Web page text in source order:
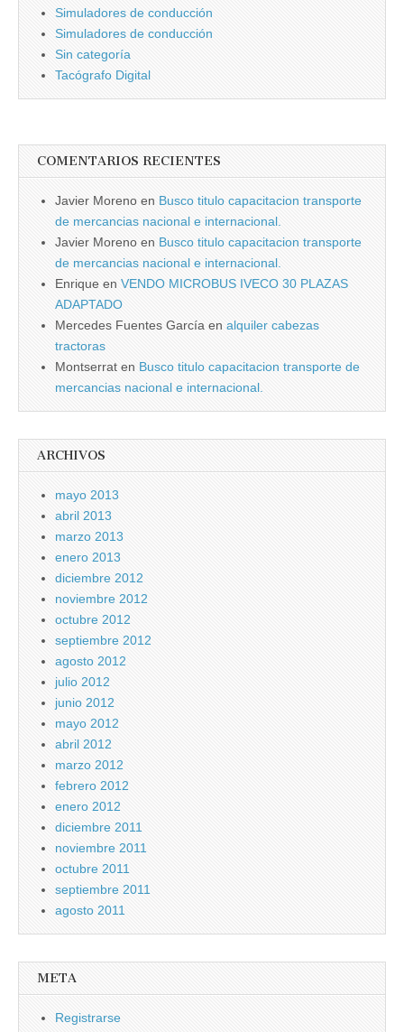
Simuladores de conducción
Simuladores de conducción
Sin categorí­a
Tacógrafo Digital
COMENTARIOS RECIENTES
Javier Moreno en Busco titulo capacitacion transporte
de mercancias nacional e internacional.
Javier Moreno en Busco titulo capacitacion transporte
de mercancias nacional e internacional.
Enrique en VENDO MICROBUS IVECO 30 PLAZAS
ADAPTADO
Mercedes Fuentes Garcí­a en alquiler cabezas
tractoras
Montserrat en Busco titulo capacitacion transporte de
mercancias nacional e internacional.
ARCHIVOS
mayo 2013
abril 2013
marzo 2013
enero 2013
diciembre 2012
noviembre 2012
octubre 2012
septiembre 2012
agosto 2012
julio 2012
junio 2012
mayo 2012
abril 2012
marzo 2012
febrero 2012
enero 2012
diciembre 2011
noviembre 2011
octubre 2011
septiembre 2011
agosto 2011
META
Registrarse